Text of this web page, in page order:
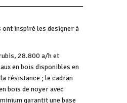
ont inspiré les designer à
28.800 a/h et
en bois disponibles en
résistance ; le cadran
bois de noyer avec
garantit une base